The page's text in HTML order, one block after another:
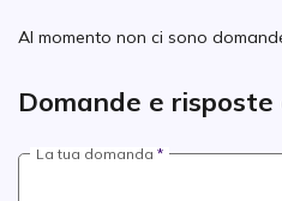
Al momento non ci sono
Domande e
La tua domanda